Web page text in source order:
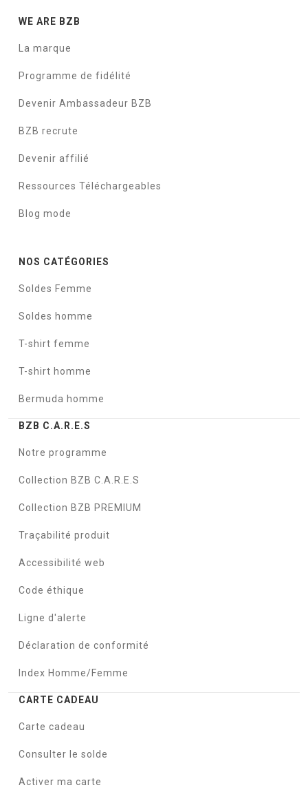
WE ARE BZB
La marque
Programme de fidélité
Devenir Ambassadeur BZB
BZB recrute
Devenir affilié
Ressources Téléchargeables
Blog mode
NOS CATÉGORIES
Soldes Femme
Soldes homme
T-shirt femme
T-shirt homme
Bermuda homme
BZB C.A.R.E.S
Notre programme
Collection BZB C.A.R.E.S
Collection BZB PREMIUM
Traçabilité produit
Accessibilité web
Code éthique
Ligne d'alerte
Déclaration de conformité
Index Homme/Femme
CARTE CADEAU
Carte cadeau
Consulter le solde
Activer ma carte